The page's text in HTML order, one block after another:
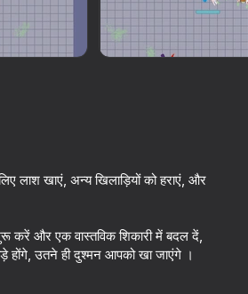
लाश खाएं, अन्य खिलाड़ियों को हराएं, और
करें और एक वास्तविक शिकारी में बदल दें,
उतने ही दुश्मन आपको खा जाएंगे ।